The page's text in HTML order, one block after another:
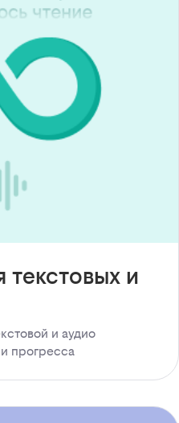
текстовых и
и аудио
прогресса